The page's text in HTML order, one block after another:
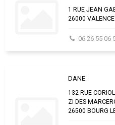
1 RUE JEAN
26000 VALENCE
06 26 55 06
DANE
132 RUE
ZI DES
26500 BOURG